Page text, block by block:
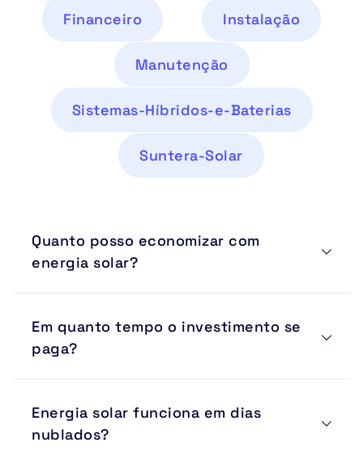
Financeiro Instalação
Manutenção
Sistemas-Híbridos-e-Baterias
Suntera-Solar
Quanto posso economizar com
energia solar?
energia elétrica, dependendo do perfil de consumo,
localização e dimensionamento do sistema.
Em quanto tempo o investimento se
paga?
retorno ocorre entre 3 e 6 anos. Após esse período, a
energia gerada representa economia direta para o
Energia solar funciona em dias
nublados?